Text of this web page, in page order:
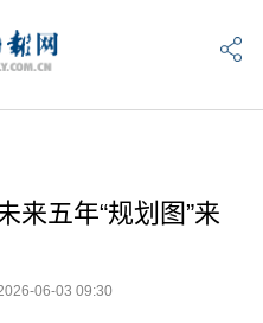
来五年“规划图”来
06-03 09:30